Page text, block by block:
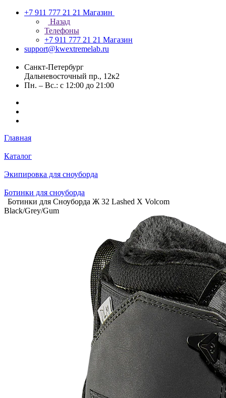
+7 911 777 21 21 Магазин
Назад
Телефоны
+7 911 777 21 21 Магазин
support@kwextremelab.ru
Санкт-Петербург
Дальневосточный пр., 12к2
Пн. – Вс.: с 12:00 до 21:00
Главная
Каталог
Экипировка для сноуборда
Ботинки для сноуборда
Ботинки для Сноуборда Ж 32 Lashed X Volcom
Black/Grey/Gum